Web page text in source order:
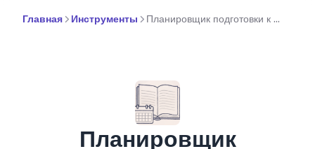
Главная Инструменты Планировщик подготовки к экзаменам
Планировщик